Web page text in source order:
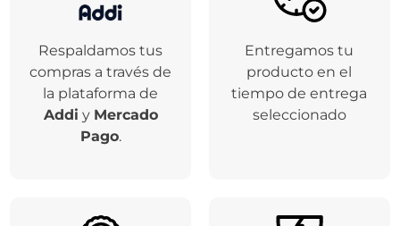
Respaldamos tus
compras a través de
la plataforma de
Addi y Mercado
Pago.
Entregamos tu
producto en el
tiempo de entrega
seleccionado